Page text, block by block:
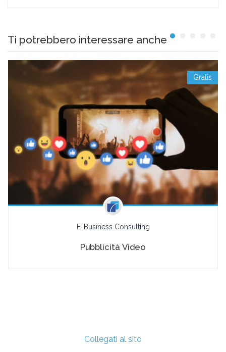
Ti potrebbero interessare anche
Gratis
E-Business Consulting
Pubblicità Video
Collegati al sito